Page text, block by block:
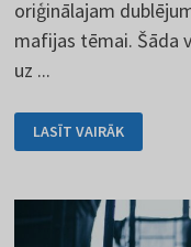
oriģinālajam
mafijas tēmai. Šāda
uz ...
MAFIA
-
ČEHIJAS
PASAULES
FORMĀTU
LASĪT VAIRĀK